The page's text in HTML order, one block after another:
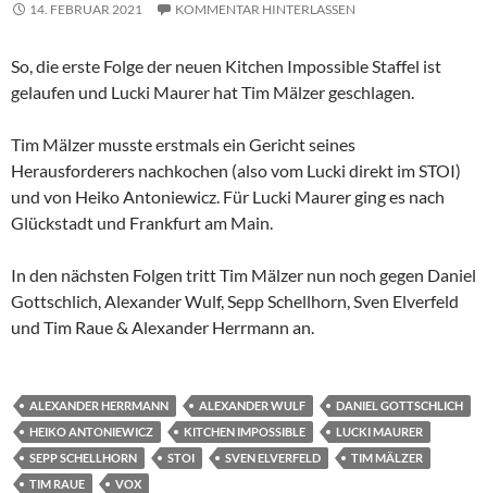
14. FEBRUAR 2021 KOMMENTAR HINTERLASSEN
So, die erste Folge der neuen Kitchen Impossible Staffel ist
gelaufen und Lucki Maurer hat Tim Mälzer geschlagen.
Tim Mälzer musste erstmals ein Gericht seines
Herausforderers nachkochen (also vom Lucki direkt im STOI)
und von Heiko Antoniewicz. Für Lucki Maurer ging es nach
Glückstadt und Frankfurt am Main.
In den nächsten Folgen tritt Tim Mälzer nun noch gegen Daniel
Gottschlich, Alexander Wulf, Sepp Schellhorn, Sven Elverfeld
und Tim Raue & Alexander Herrmann an.
ALEXANDER HERRMANN ALEXANDER WULF
DANIEL GOTTSCHLICH
HEIKO ANTONIEWICZ
KITCHEN IMPOSSIBLE
LUCKI MAURER
SEPP SCHELLHORN
STOI SVEN ELVERFELD
TIM MÄLZER
TIM RAUE
VOX